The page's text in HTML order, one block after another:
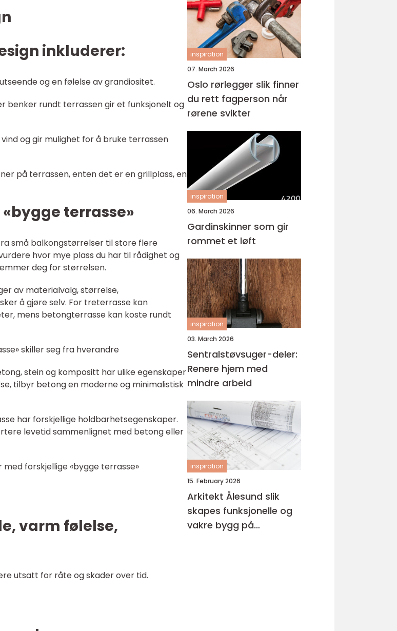
inkluderer:
og en følelse av grandiositet.
benker rundt terrassen gir et funksjonelt og
og gir mulighet for å bruke terrassen
på terrassen, enten det er en grillplass, en
terrasse»
små balkongstørrelser til store flere
hvor mye plass du har til rådighet og
deg for størrelsen.
av materialvalg, størrelse,
å gjøre selv. For treterrasse kan
mens betongterrasse kan koste rundt
skiller seg fra hverandre
stein og kompositt har ulike egenskaper
tilbyr betong en moderne og minimalistisk
har forskjellige holdbarhetsegenskaper.
levetid sammenlignet med betong eller
forskjellige «bygge terrasse»
varm følelse,
utsatt for råte og skader over tid.
inspiration
07. March 2026
Oslo rørlegger slik finner
du rett fagperson når
rørene svikter
inspiration
06. March 2026
Gardinskinner som gir
rommet et løft
inspiration
03. March 2026
Sentralstøvsuger-deler:
Renere hjem med
mindre arbeid
inspiration
15. February 2026
Arkitekt Ålesund slik
skapes funksjonelle og
vakre bygg på